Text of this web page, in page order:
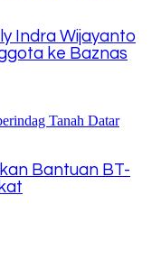
Indra Wijayanto
ke Baznas
Bantuan BT-